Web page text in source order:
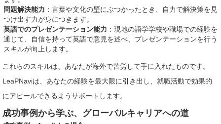
問題解決能力 ：言葉や文化の壁にぶつかったとき、自力で解決策を見
つけ出す力が身につきます。
英語でのプレゼンテーション能力 ：現地の語学学校や職場での経験を
通じて、自信を持って英語で意見を述べ、プレゼンテーションを行う
スキルが向上します。
これらのスキルは、あなたが海外で苦労して手に入れたものです。
LeaPNaviは、あなたの経験を最大限に引き出し、就職活動で効果的
にアピールできるようサポートします。
成功事例から学ぶ、グローバルキャリアへの道